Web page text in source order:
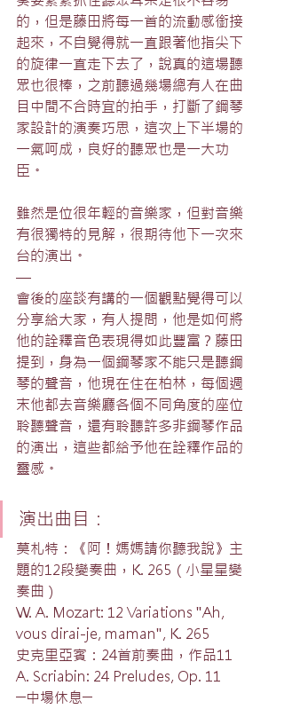
的，但是藤田將每一首的流動感銜接
起來，不自覺得就一直跟著他指尖下
的旋律一直走下去了，說真的這場聽
眾也很棒，之前聽過幾場總有人在曲
目中間不合時宜的拍手，打斷了鋼琴
家設計的演奏巧思，這次上下半場的
一氣呵成，良好的聽眾也是一大功
臣。
雖然是位很年輕的音樂家，但對音樂
有很獨特的見解，很期待他下一次來
台的演出。
—
會後的座談有講的一個觀點覺得可以
分享給大家，有人提問，他是如何將
他的詮釋音色表現得如此豐富？藤田
提到，身為一個鋼琴家不能只是聽鋼
琴的聲音，他現在住在柏林，每個週
末他都去音樂廳各個不同角度的座位
聆聽聲音，還有聆聽許多非鋼琴作品
的演出，這些都給予他在詮釋作品的
靈感。
演出曲目：
莫札特：《阿！媽媽請你聽我說》主
題的12段變奏曲，K. 265（小星星變
奏曲）
W. A. Mozart: 12 Variations "Ah,
vous dirai-je, maman", K. 265
史克里亞賓：24首前奏曲，作品11
A. Scriabin: 24 Preludes, Op. 11
─中場休息─